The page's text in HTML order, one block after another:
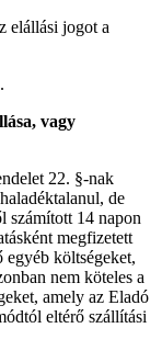
elállási jogot a
vagy
22. §-nak
de
számított 14 napon
megfizetett
egyéb költségeket,
nem köteles a
amely az Eladó
eltérő szállítási